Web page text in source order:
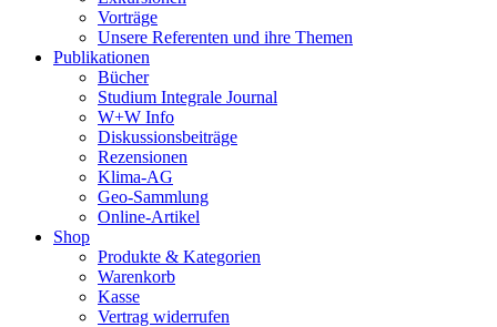
Vorträge
Unsere Referenten und ihre Themen
Publikationen
Bücher
Studium Integrale Journal
W+W Info
Diskussionsbeiträge
Rezensionen
Klima-AG
Geo-Sammlung
Online-Artikel
Shop
Produkte & Kategorien
Warenkorb
Kasse
Vertrag widerrufen